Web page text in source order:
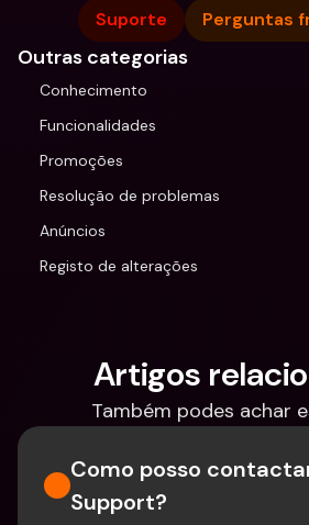
Suporte Perguntas
Outras categorias
Conhecimento
Funcionalidades
Promoções
Resolução de problemas
Anúncios
Registo de alterações
Artigos
Também podes achar
Como posso
Support?